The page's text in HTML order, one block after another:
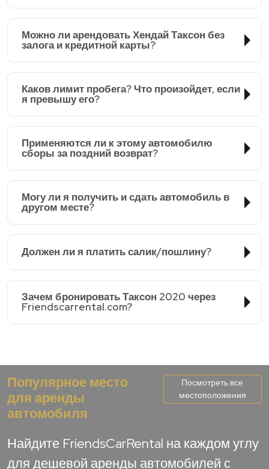
Можно ли арендовать Хендай Таксон без
залога и кредитной карты?
Каков лимит пробега? Что произойдет, если
я превышу его?
Применяются ли к этому автомобилю
сборы за поздний возврат?
Могу ли я получить и сдать автомобиль в
другом месте?
Должен ли я платить салик/пошлину?
Зачем бронировать Таксон 2020 через
Friendscarrental.com?
Популярное место
для аренды
автомобиля
Посмотреть все
местоположения
Найдите FriendsCarRental на каждом углу
для дешевой аренды автомобилей с